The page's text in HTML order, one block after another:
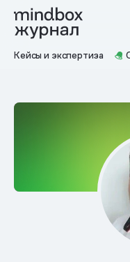
Кейсы и экспертиза